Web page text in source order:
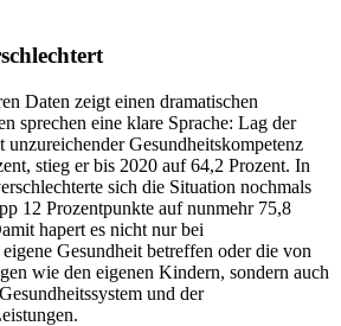
Daten zeigt einen dramatischen
sprechen eine klare Sprache: Lag der
Gesundheitskompetenz
stieg er bis 2020 auf 64,2 Prozent. In
sich die Situation nochmals
12 Prozentpunkte auf nunmehr 75,8
hapert es nicht nur bei
Gesundheit betreffen oder die von
wie den eigenen Kindern, sondern auch
und der